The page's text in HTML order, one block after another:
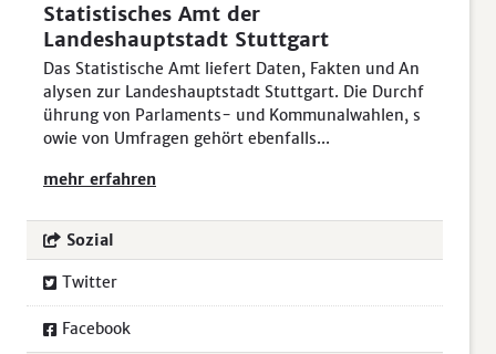
Statistisches Amt der
Landeshauptstadt Stuttgart
Das Statistische Amt liefert Daten, Fakten und An
alysen zur Landeshauptstadt Stuttgart. Die Durchf
ührung von Parlaments- und Kommunalwahlen, s
owie von Umfragen gehört ebenfalls...
mehr erfahren
Sozial
Twitter
Facebook